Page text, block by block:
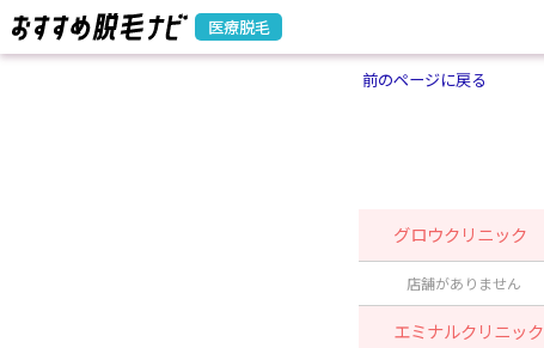
医療脱毛
前のページに戻る
グロウクリニック
店舗がありません
エミナルクリニック